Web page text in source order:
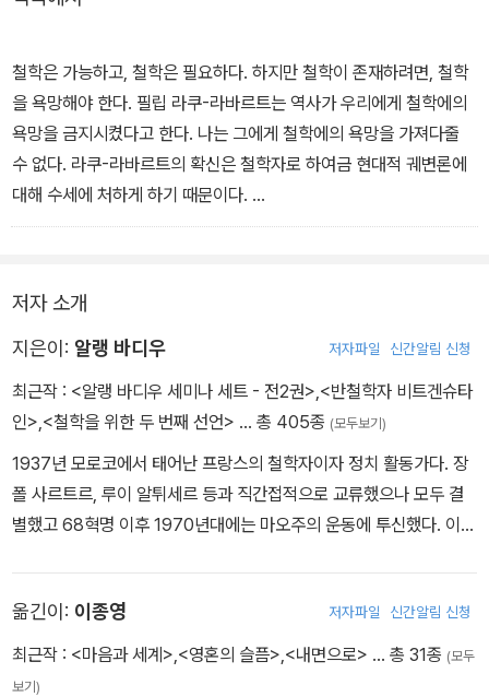
주체-존재-진리를 모두 포기한 채 급속도로 확산된 인터넷에 힘입어
온통 백가쟁명만 벌이고 있을뿐인 우리 사상계에 많은 것을 시사한
다.
철학은 가능하고, 철학은 필요하다. 하지만 철학이 존재하려면, 철학
을 욕망해야 한다. 필립 라쿠-라바르트는 역사가 우리에게 철학에의
욕망을 금지시켰다고 한다. 나는 그에게 철학에의 욕망을 가져다줄
수 없다. 라쿠-라바르트의 확신은 철학자로 하여금 현대적 궤변론에
대해 수세에 처하게 하기 때문이다.
시-등장한다. 그 노력이 진리들이 있다는 것을 우리에게 알려주는, 신
도 영혼도 없는, 영원성의 섬광이 그것이다. 이것이 내가 사고와 관련
하여 단호하게 의무로 간주하는 방향이다. - 본문 중에서
저자 소개
지은이: 알랭 바디우 저자파일 신간알림 신청
최근작 : <알랭 바디우 세미나 세트 - 전2권>,<반철학자 비트겐슈타
인>,<철학을 위한 두 번째 선언> … 총 405종 (모두보기)
1937년 모로코에서 태어난 프랑스의 철학자이자 정치 활동가다. 장
폴 사르트르, 루이 알튀세르 등과 직간접적으로 교류했으나 모두 결
별했고 68혁명 이후 1970년대에는 마오주의 운동에 투신했다. 이후
사건》 을 출간하여 자신만의 사유 체계를 확립했다. 자신을 ‘포스트
레닌-마오주의자’라 칭하는 바디우는 철학뿐 아니라 정치, 사랑, 문
화, 민주주의, 혁명, 자본주의와 신자유주의 등 광범한 주제에 관한 폭
옮긴이: 이종영 저자파일 신간알림 신청
최근작 : <마음과 세계>,<영혼의 슬픔>,<내면으로> … 총 31종 (모두
보기)